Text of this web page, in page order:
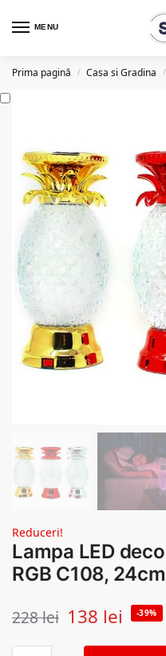
MENU
Prima pagină / Casa si Gradina /
Reduceri!
Lampa LED
RGB C108,
228lei 138 lei -39%